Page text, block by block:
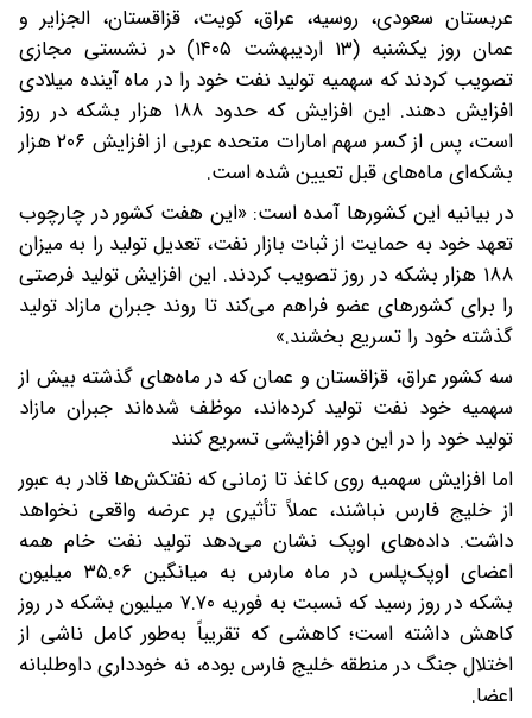
عربستان سعودی، روسیه، عراق، کویت، قزاقستان، الجزایر و
عمان روز یکشنبه (۱۳ اردیبهشت ۱۴۰۵) در نشستی مجازی
تصویب کردند که سهمیه تولید نفت خود را در ماه آینده میلادی
افزایش دهند. این افزایش که حدود ۱۸۸ هزار بشکه در روز
است، پس از کسر سهم امارات متحده عربی از افزایش ۲۰۶ هزار
بشکه‌ای ماه‌های قبل تعیین شده است.
در بیانیه این کشورها آمده است: «این هفت کشور در چارچوب
تعهد خود به حمایت از ثبات بازار نفت، تعدیل تولید را به میزان
۱۸۸ هزار بشکه در روز تصویب کردند. این افزایش تولید فرصتی
را برای کشورهای عضو فراهم می‌کند تا روند جبران مازاد تولید
گذشته خود را تسریع بخشند.»
سه کشور عراق، قزاقستان و عمان که در ماه‌های گذشته بیش از
سهمیه خود نفت تولید کرده‌اند، موظف شده‌اند جبران مازاد
تولید خود را در این دور افزایشی تسریع کنند
اما افزایش سهمیه روی کاغذ تا زمانی که نفتکش‌ها قادر به عبور
از خلیج فارس نباشند، عملاً تأثیری بر عرضه واقعی نخواهد
داشت. داده‌های اوپک نشان می‌دهد تولید نفت خام همه
اعضای اوپک‌پلس در ماه مارس به میانگین ۳۵.۰۶ میلیون
بشکه در روز رسید که نسبت به فوریه ۷.۷۰ میلیون بشکه در روز
کاهش داشته است؛ کاهشی که تقریباً به‌طور کامل ناشی از
اختلال جنگ در منطقه خلیج فارس بوده، نه خودداری داوطلبانه
اعضا.